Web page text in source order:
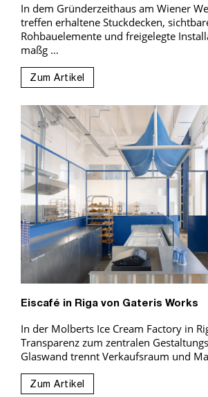
In dem Gründerzeithaus am Wiener
treffen erhaltene Stuckdecken,
Rohbauelemente und freigelegte
maßg …
Zum Artikel
Eiscafé in Riga von Gateris Works
In der Molberts Ice Cream Factory in
Transparenz zum zentralen
Glaswand trennt Verkaufsraum und
Zum Artikel